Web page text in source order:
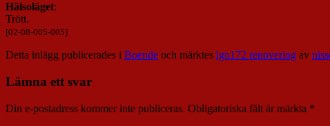
Hälsoläget:
Trött.
[02-08-005-005]
Detta inlägg publicerades i Boende och märktes lgn172 renovering av
Lämna ett svar
Din e-postadress kommer inte publiceras. Obligatoriska fält är märkta *